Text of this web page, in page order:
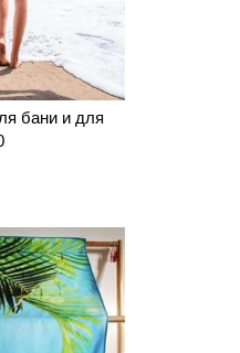
бани и для